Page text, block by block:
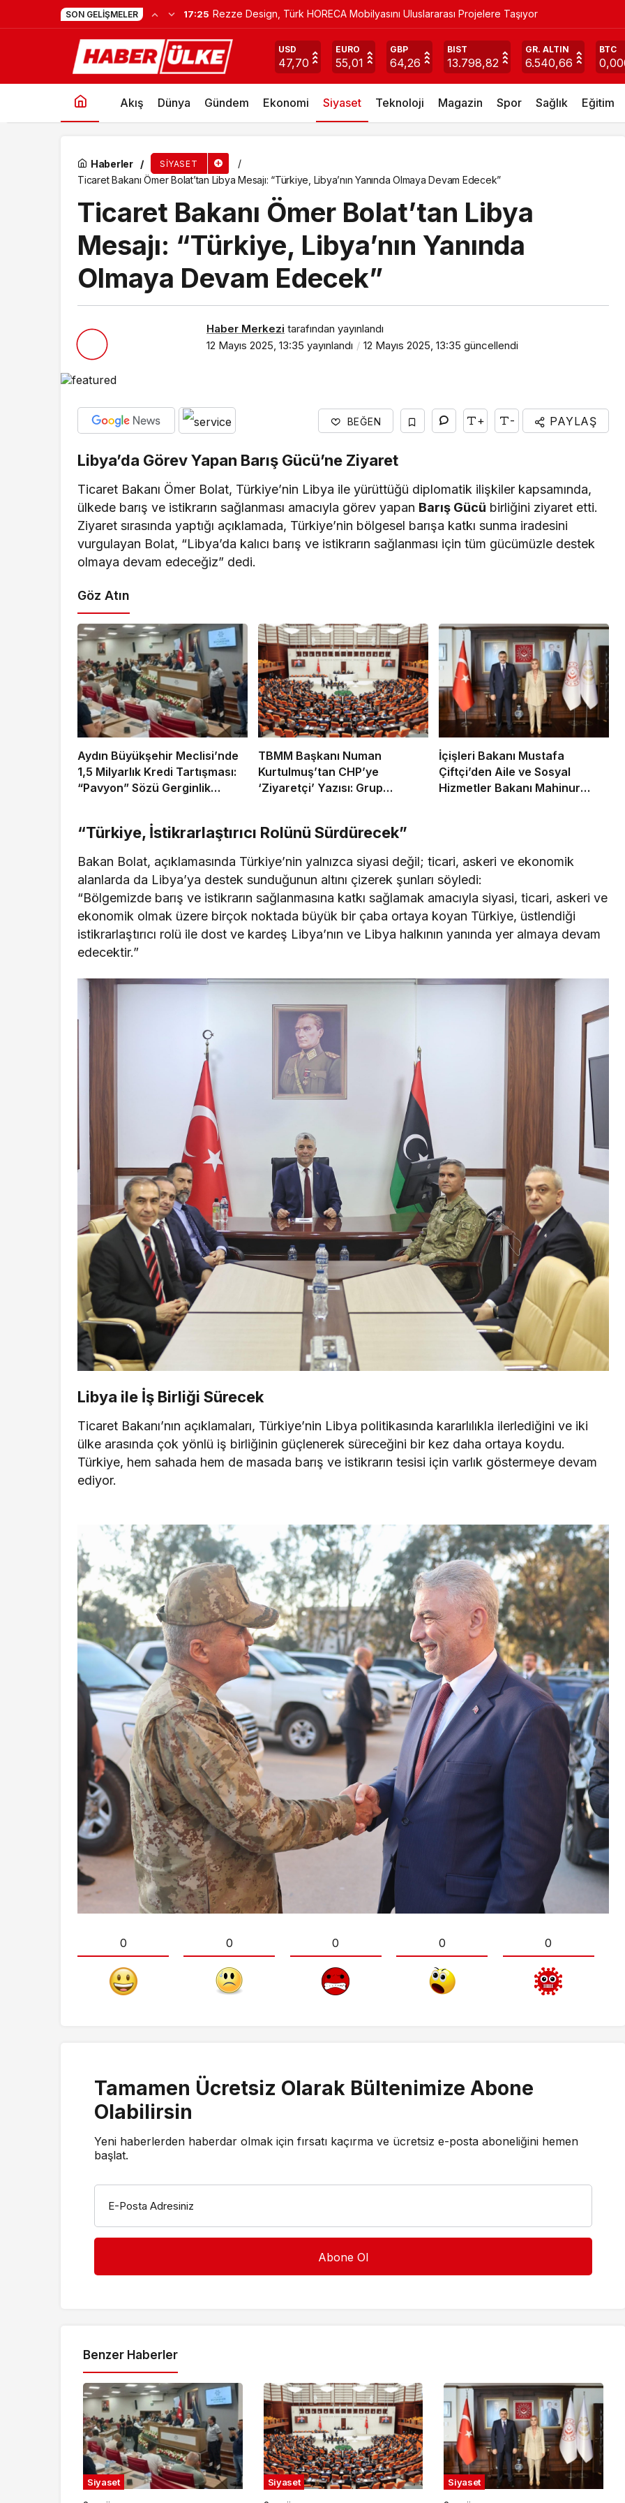
SON GELIŞMELER 13:14 Join UP! & BNESIM : Türkiye’ye Gelen Milyonlarca Turiste Ücretsiz eSIM
USD
47,70
EURO
55,01
GBP
64,26
BIST
13.798,82
GR. ALTIN
6.540,66
BTC
Akış Dünya Gündem Ekonomi Siyaset Teknoloji Magazin Spor Sağlık Eğitim
Haberler SIYASET
Ticaret Bakanı Ömer Bolat’tan Libya Mesajı: “Türkiye, Libya’nın Yanında Olmaya Devam Edecek”
Ticaret Bakanı Ömer Bolat’tan Libya
Mesajı: “Türkiye, Libya’nın Yanında
Olmaya Devam Edecek”
Haber Merkezi tarafından yayınlandı
12 Mayıs 2025, 13:35 yayınlandı 12 Mayıs 2025, 13:35 güncellendi
BEĞEN + - PAYLAŞ
Libya’da Görev Yapan Barış Gücü’ne Ziyaret
Ticaret Bakanı Ömer Bolat, Türkiye’nin Libya ile yürüttüğü diplomatik ilişkiler kapsamında,
ülkede barış ve istikrarın sağlanması amacıyla görev yapan Barış Gücü birliğini ziyaret etti.
Ziyaret sırasında yaptığı açıklamada, Türkiye’nin bölgesel barışa katkı sunma iradesini
vurgulayan Bolat, “Libya’da kalıcı barış ve istikrarın sağlanması için tüm gücümüzle destek
olmaya devam edeceğiz” dedi.
Göz Atın
Aydın Büyükşehir Meclisi’nde
1,5 Milyarlık Kredi Tartışması:
“Pavyon” Sözü Gerginlik
TBMM Başkanı Numan
Kurtulmuş’tan CHP’ye
‘Ziyaretçi’ Yazısı: Grup
Alınmayacak
İçişleri Bakanı Mustafa
Çiftçi’den Aile ve Sosyal
Hizmetler Bakanı Mahinur
“Türkiye, İstikrarlaştırıcı Rolünü Sürdürecek”
Bakan Bolat, açıklamasında Türkiye’nin yalnızca siyasi değil; ticari, askeri ve ekonomik
alanlarda da Libya’ya destek sunduğunun altını çizerek şunları söyledi:
“Bölgemizde barış ve istikrarın sağlanmasına katkı sağlamak amacıyla siyasi, ticari, askeri ve
ekonomik olmak üzere birçok noktada büyük bir çaba ortaya koyan Türkiye, üstlendiği
istikrarlaştırıcı rolü ile dost ve kardeş Libya’nın ve Libya halkının yanında yer almaya devam
edecektir.”
Libya ile İş Birliği Sürecek
Ticaret Bakanı’nın açıklamaları, Türkiye’nin Libya politikasında kararlılıkla ilerlediğini ve iki
ülke arasında çok yönlü iş birliğinin güçlenerek süreceğini bir kez daha ortaya koydu.
Türkiye, hem sahada hem de masada barış ve istikrarın tesisi için varlık göstermeye devam
ediyor.
0 0 0 0 0
Tamamen Ücretsiz Olarak Bültenimize Abone
Olabilirsin
Yeni haberlerden haberdar olmak için fırsatı kaçırma ve ücretsiz e-posta aboneliğini hemen
başlat.
E-Posta Adresiniz
Benzer Haberler
Siyaset Siyaset Siyaset
Taşıyor
Cumhurbaşkanı Erdoğan: “Terörsüz Türkiye Hedefimize Yaklaşıyoruz”